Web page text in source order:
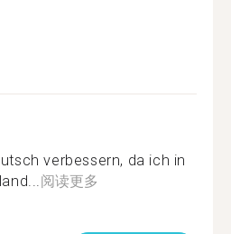
verbessern, da ich in
阅读更多